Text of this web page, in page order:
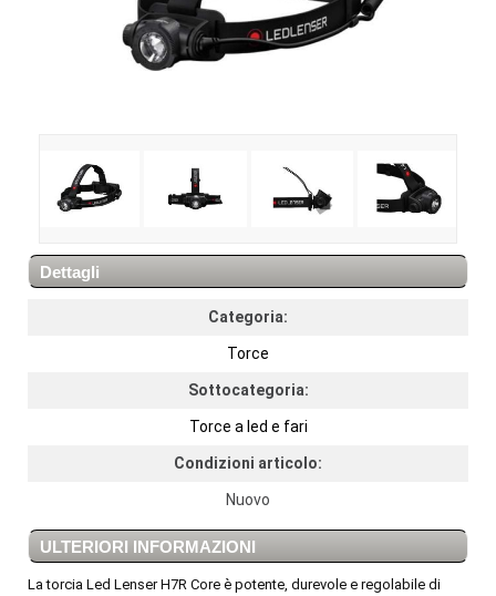
Dettagli
Categoria:
Torce
Sottocategoria:
Torce a led e fari
Condizioni articolo:
Nuovo
ULTERIORI INFORMAZIONI
La torcia Led Lenser H7R Core è potente, durevole e regolabile di